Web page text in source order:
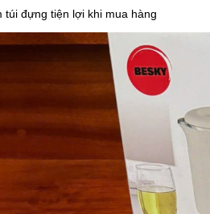
túi đựng tiện lợi khi mua hàng